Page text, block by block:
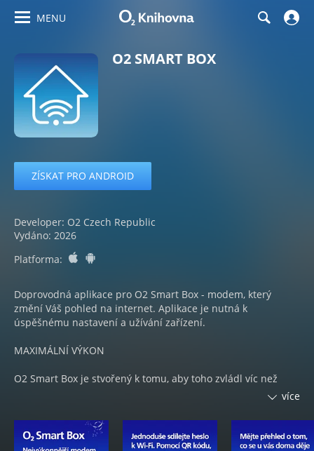
MENU
O2 SMART BOX
ZÍSKAT PRO ANDROID
Developer: O2 Czech Republic
Vydáno: 2026
Platforma:
ios
Doprovodná aplikace pro O2 Smart Box - modem, který
změní Váš pohled na internet. Aplikace je nutná k
úspěšnému nastavení a užívání zařízení.
MAXIMÁLNÍ VÝKON
O2 Smart Box je stvořený k tomu, aby toho zvládl víc než
hodně. Tam, kde jste ještě nedávno ztráceli spoustu času a
jedno jediné řešení. Náš O2 Smart Box.
více